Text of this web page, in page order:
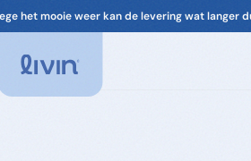
het mooie weer kan de levering wat langer